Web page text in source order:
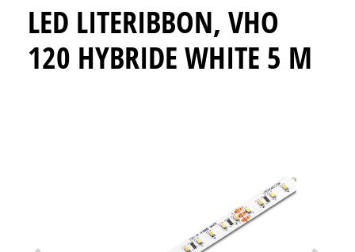
LED LITERIBBON, VHO
120 HYBRIDE WHITE 5 M